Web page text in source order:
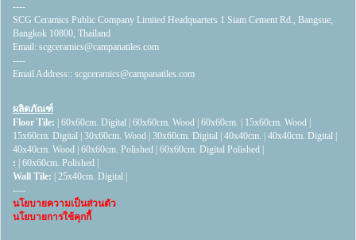
----
SCG Ceramics Public Company Limited Headquarters 1 Siam Cement Rd., Bangsue,
Bangkok 10800, Thailand
Email: scgceramics@campanatiles.com
----
Email Address:: scgceramics@campanatiles.com
ผลิตภัณฑ์
Floor Tile:
60x60cm. Digital 60x60cm. Wood 60x60cm. 15x60cm. Wood
15x60cm. Digital 30x60cm. Wood 30x60cm. Digital 40x40cm. 40x40cm. Digital
40x40cm. Wood 60x60cm. Polished 60x60cm. Digital Polished
:
60x60cm. Polished
Wall Tile:
25x40cm. Digital
----
นโยบายความเป็นส่วนตัว
นโยบายการใช้คุกกี้